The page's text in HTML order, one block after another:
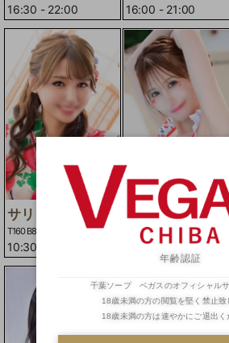
16:30 - 22:00 16:00 - 21:00
サリ
T160 B85(D)W57H86
10:30
ローズ
T153 B83(D)W55H82
09:00 - 16:30
年齢認証
千葉ソープ ベガスのオフィシャルサ
18歳未満の方の閲覧を堅く禁止致
18歳未満の方は速やかにご退出く